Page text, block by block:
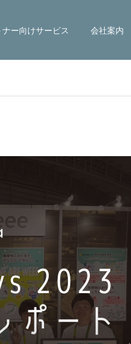
ー向けサービス 会社案内